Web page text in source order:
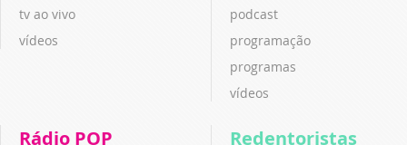
tv ao vivo
vídeos
podcast
programação
programas
vídeos
Rádio POP Redentoristas